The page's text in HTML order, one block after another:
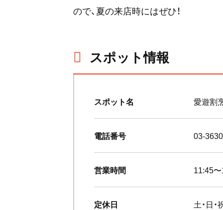
ので、夏の来店時にはぜひ！
スポット情報
スポット名 愛遊割
電話番号 03-
営業時間 11:45
定休日 土・日・